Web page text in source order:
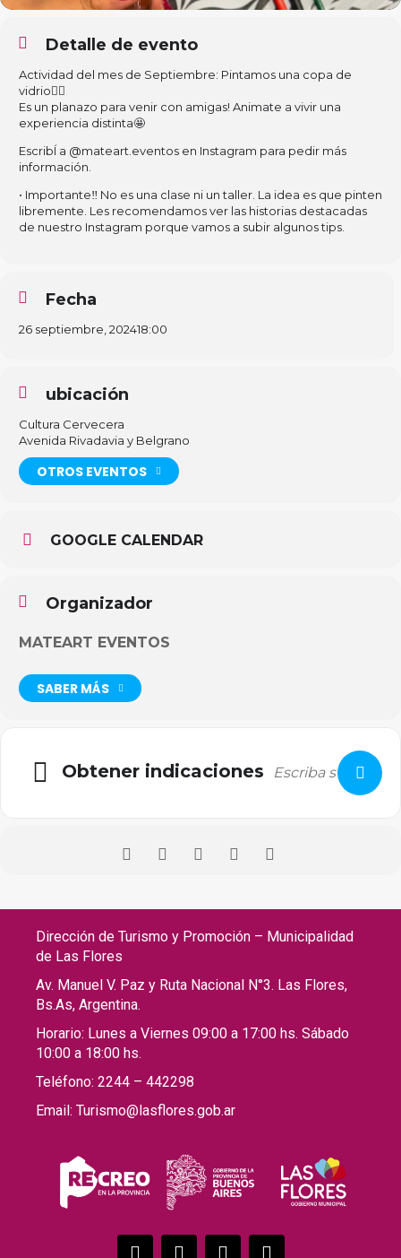
Detalle de evento
Actividad del mes de Septiembre: Pintamos una copa de
vidrio❤️‍🔥
Es un planazo para venir con amigas! Animate a vivir una
experiencia distinta🤩
EscribÍ a @mateart.eventos en Instagram para pedir más
información.
• Importante‼️ No es una clase ni un taller. La idea es que pinten
libremente. Les recomendamos ver las historias destacadas
de nuestro Instagram porque vamos a subir algunos tips.
Fecha
26 septiembre, 202418:00
ubicación
Cultura Cervecera
Avenida Rivadavia y Belgrano
OTROS EVENTOS
GOOGLE CALENDAR
Organizador
MATEART EVENTOS
SABER MÁS
Obtener indicaciones
Dirección de Turismo y Promoción – Municipalidad
de Las Flores
Av. Manuel V. Paz y Ruta Nacional N°3. Las Flores,
Bs.As, Argentina.
Horario: Lunes a Viernes 09:00 a 17:00 hs. Sábado
10:00 a 18:00 hs.
Teléfono: 2244 – 442298
Email: Turismo@lasflores.gob.ar